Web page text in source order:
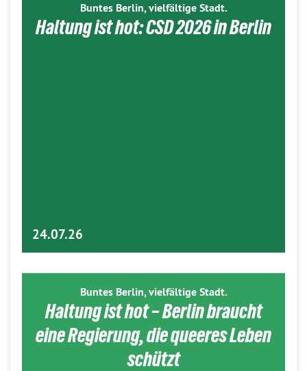
Buntes Berlin, vielfältige Stadt.
Haltung ist hot: CSD 2026 in Berlin
24.07.26
Buntes Berlin, vielfältige Stadt.
Haltung ist hot – Berlin braucht
eine Regierung, die queeres Leben
schützt